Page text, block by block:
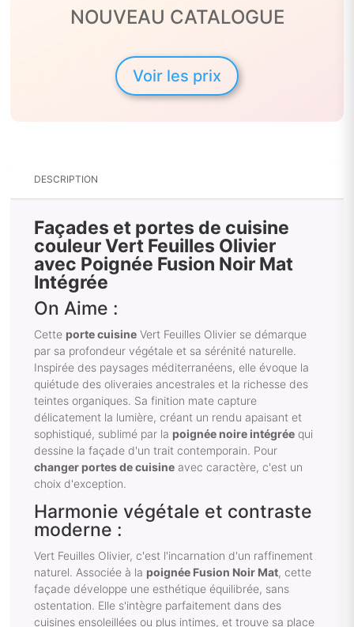
NOUVEAU CATALOGUE
Voir les prix
DESCRIPTION
Façades et portes de cuisine
couleur Vert Feuilles Olivier
avec Poignée Fusion Noir Mat
Intégrée
On Aime :
Cetteporte cuisine Vert Feuilles Olivier se démarque
par sa profondeur végétale et sa sérénité naturelle.
Inspirée des paysages méditerranéens, elle évoque la
quiétude des oliveraies ancestrales et la richesse des
teintes organiques. Sa finition mate capture
délicatement la lumière, créant un rendu apaisant et
sophistiqué, sublimé par lapoignée noire intégrée qui
dessine la façade d'un trait contemporain. Pour
changer portes de cuisine avec caractère, c'est un
choix d'exception.
Harmonie végétale et contraste
moderne :
Vert Feuilles Olivier, c'est l'incarnation d'un raffinement
naturel. Associée à lapoignée Fusion Noir Mat, cette
façade développe une esthétique équilibrée, sans
ostentation. Elle s'intègre parfaitement dans des
cuisines ensoleillées ou plus intimes, et trouve sa place